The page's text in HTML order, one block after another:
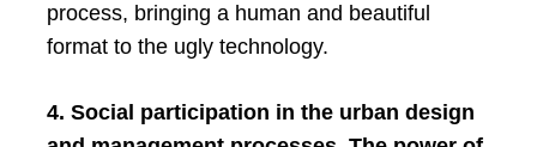
process, bringing a human and beautiful
format to the ugly technology.
4. Social participation in the urban design